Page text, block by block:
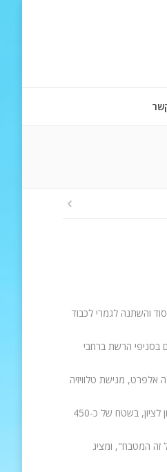
והשתנה לגמרי לכבוד
בסניפי הרשת ברחבי
אלפרט, מגישת טלוויזיה
בימים אלה השלימה אניס מטבחים שיפוץ סניף הדגל שלה בירושלים ולפני מספר חודשים היא השיקה אולם תצוגה חדש בראשון לציון, בשטח של כ-450
זה המטבח", ומציג